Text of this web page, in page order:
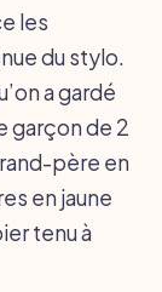
les
du stylo.
a gardé
garçon de 2
père en
en jaune
tenu à